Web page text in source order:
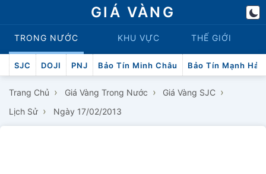
GIÁ VÀNG
TRONG NƯỚC KHU VỰC THẾ GIỚI
SJC DOJI PNJ Bảo Tín Minh Châu Bảo Tín Mạnh Hải
Trang Chủ › Giá Vàng Trong Nước › Giá Vàng SJC ›
Lịch Sử › Ngày 17/02/2013